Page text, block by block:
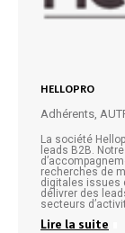
HELLOPRO
Adhérents,
La société
leads B2B.
recherches de
digitales issues
délivrer des
secteurs
Lire la suite